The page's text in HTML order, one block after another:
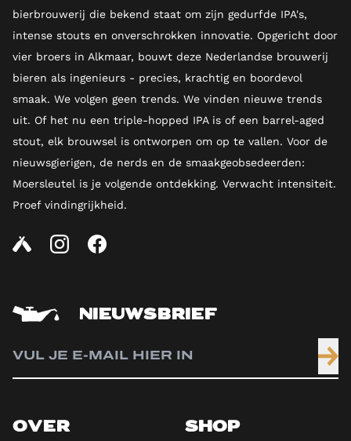
bierbrouwerij die bekend staat om zijn gedurfde IPA's,
intense stouts en onverschrokken innovatie. Opgericht door
vier broers in Alkmaar, bouwt deze Nederlandse brouwerij
bieren als ingenieurs - precies, krachtig en boordevol
smaak. We volgen geen trends. We vinden nieuwe trends
uit. Of het nu een triple-hopped IPA is of een barrel-aged
stout, elk brouwsel is ontworpen om op te vallen. Voor de
nieuwsgierigen, de nerds en de smaakgeobsedeerden:
Moersleutel is je volgende ontdekking. Verwacht intensiteit.
Proef vindingrijkheid.
NIEUWSBRIEF
OVER SHOP